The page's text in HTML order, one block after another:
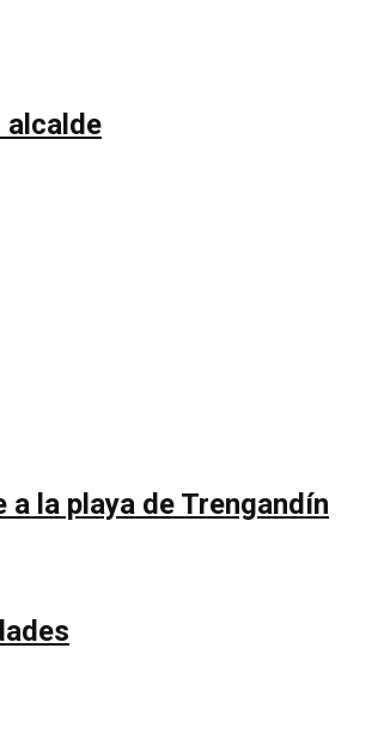
alcalde
la playa de Trengandín